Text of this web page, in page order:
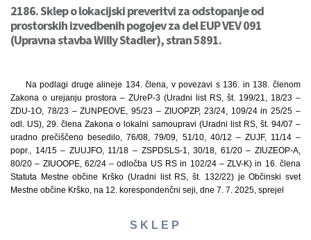
2186. Sklep o lokacijski preveritvi za odstopanje od
prostorskih izvedbenih pogojev za del EUP VEV 091
(Upravna stavba Willy Stadler), stran 5891.
Na podlagi druge alineje 134. člena, v povezavi s 136. in 138. členom
Zakona o urejanju prostora – ZUreP-3 (Uradni list RS, št. 199/21, 18/23 –
ZDU-1O, 78/23 – ZUNPEOVE, 95/23 – ZIUOPZP, 23/24, 109/24 in 25/25 –
odl. US), 29. člena Zakona o lokalni samoupravi (Uradni list RS, št. 94/07 –
uradno prečiščeno besedilo, 76/08, 79/09, 51/10, 40/12 – ZUJF, 11/14 –
popr., 14/15 – ZUUJFO, 11/18 – ZSPDSLS-1, 30/18, 61/20 – ZIUZEOP-A,
80/20 – ZIUOOPE, 62/24 – odločba US RS in 102/24 – ZLV-K) in 16. člena
Statuta Mestne občine Krško (Uradni list RS, št. 132/22) je Občinski svet
Mestne občine Krško, na 12. korespondenčni seji, dne 7. 7. 2025, sprejel
S K L E P